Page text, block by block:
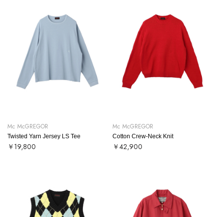
Mc McGREGOR
Twisted Yarn Jersey LS Tee
￥19,800
Mc McGREGOR
Cotton Crew-Neck Knit
￥42,900